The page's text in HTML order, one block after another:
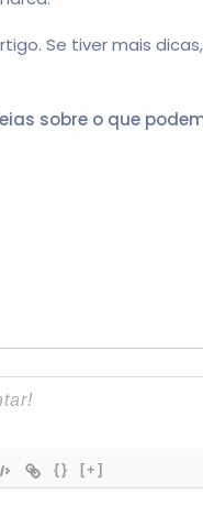
Se tiver mais
sobre o que
{} [+]